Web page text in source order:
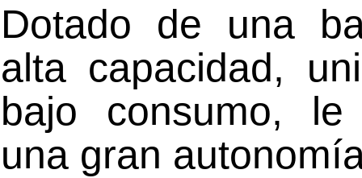
Dotado de una
alta capacidad,
bajo consumo, le
una gran